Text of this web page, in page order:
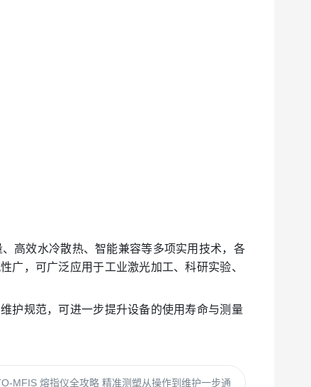
高效水冷散热、智能兼容等多项实用技术，各
，可广泛应用于工业激光加工、科研实验、
护规范，可进一步提升设备的使用寿命与测量
MFIS 熔指仪全攻略 精准测塑从操作到维护一步通